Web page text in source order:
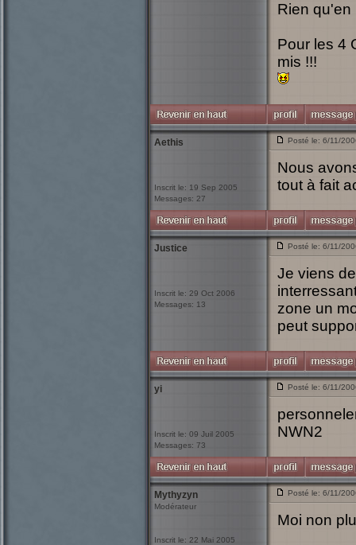
Rien qu'en
Pour les 4
mis !!!
Aethis
Inscrit le: 19 Sep 2005
Messages: 27
Posté le: 6/11/
Nous
tout à fait
Justice
Inscrit le: 29 Oct 2006
Messages: 13
Posté le: 6/11/
Je viens
zone un
peut
yi
Inscrit le: 09 Juil 2005
Messages: 73
Posté le: 6/11/
NWN2
Mythyzyn
Modérateur
Inscrit le: 22 Mai 2005
Posté le: 6/11/
Moi non